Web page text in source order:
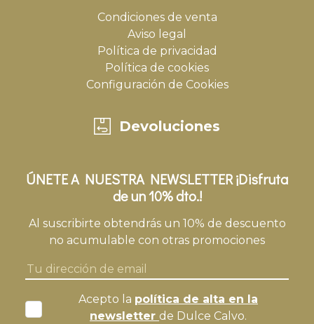
Condiciones de venta
Aviso legal
Política de privacidad
Política de cookies
Configuración de Cookies
Devoluciones
ÚNETE A NUESTRA NEWSLETTER ¡Disfruta
de un 10% dto.!
Al suscribirte obtendrás un 10% de descuento
no acumulable con otras promociones
Acepto la política de alta en la
newsletter de Dulce Calvo.